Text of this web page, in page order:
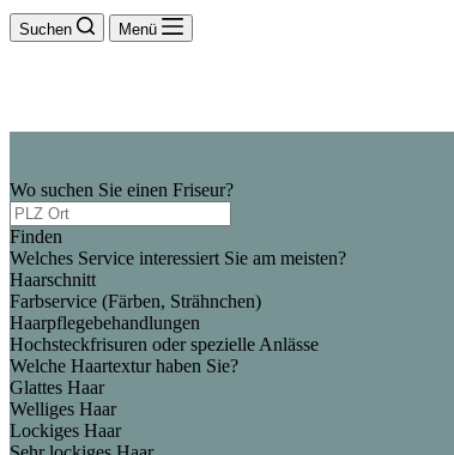
Suchen Menü
Wo suchen Sie einen Friseur?
Finden
Welches Service interessiert Sie am meisten?
Haarschnitt
Farbservice (Färben, Strähnchen)
Haarpflegebehandlungen
Hochsteckfrisuren oder spezielle Anlässe
Welche Haartextur haben Sie?
Glattes Haar
Welliges Haar
Lockiges Haar